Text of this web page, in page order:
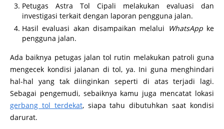
Petugas Astra Tol Cipali melakukan evaluasi dan
investigasi terkait dengan laporan pengguna jalan.
Hasil evaluasi akan disampaikan melalui WhatsAppke
pengguna jalan.
Ada baiknya petugas jalan tol rutin melakukan patroli guna
mengecek kondisi jalanan di tol, ya. Ini guna menghindari
hal-hal yang tak diinginkan seperti di atas terjadi lagi.
Sebagai pengemudi, sebaiknya kamu juga mencatat lokasi
gerbang tol terdekat, siapa tahu dibutuhkan saat kondisi
darurat.